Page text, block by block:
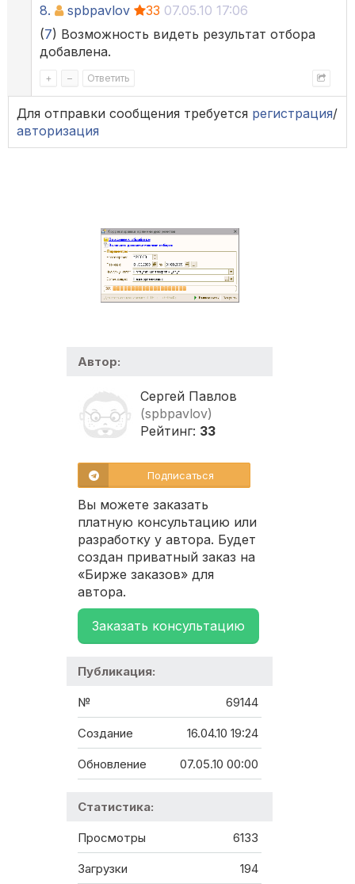
8. spbpavlov 33 07.05.10 17:06
(7) Возможность видеть результат отбора
добавлена.
+ – Ответить
Для отправки сообщения требуется регистрация/
авторизация
Автор:
Сергей Павлов
(spbpavlov)
Рейтинг: 33
Подписаться
Вы можете заказать
платную консультацию или
разработку у автора. Будет
создан приватный заказ на
«Бирже заказов» для
автора.
Заказать консультацию
Публикация:
№ 69144
Создание 16.04.10 19:24
Обновление 07.05.10 00:00
Статистика:
Просмотры 6133
Загрузки 194